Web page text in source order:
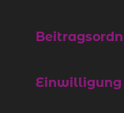
Einwilligung